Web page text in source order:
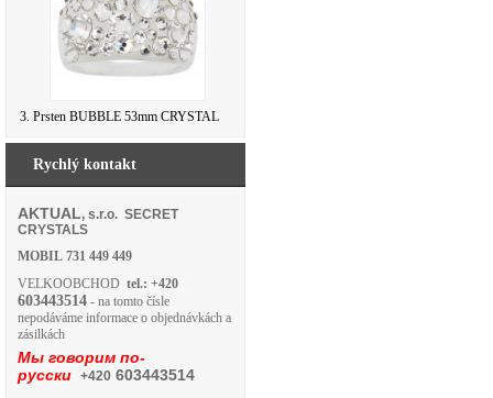
3. Prsten BUBBLE 53mm CRYSTAL
Rychlý kontakt
AKTUAL, s.r.o. SECRET
CRYSTALS
MOBIL 731 449 449
VELKOOBCHOD tel.: +420
603443514 - na tomto čísle
nepodáváme informace o objednávkách a
zásilkách
Мы говорим по-
русски +420 603443514